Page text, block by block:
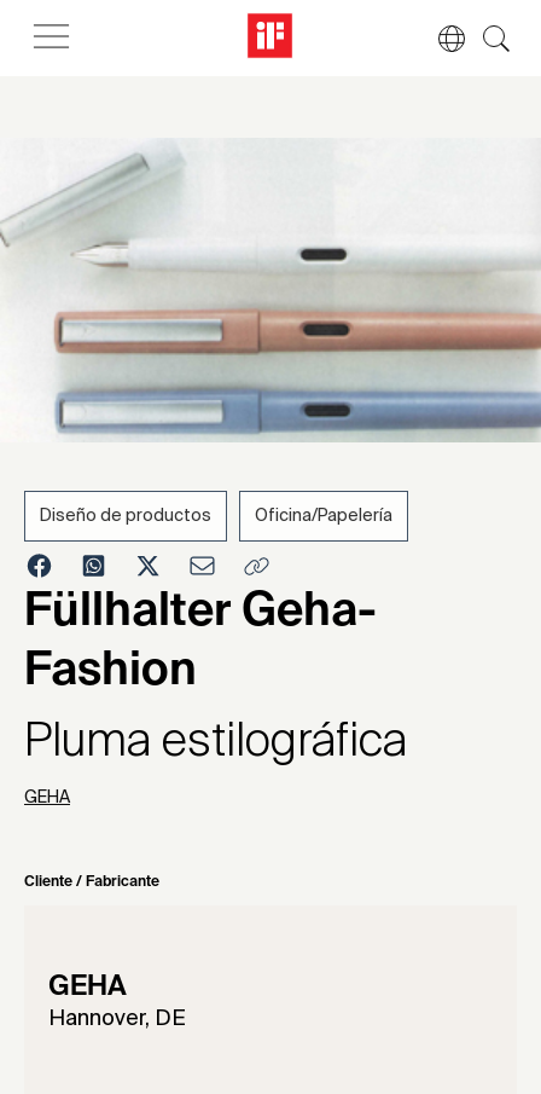
1987
Diseño de productos Oficina/Papelería
Füllhalter Geha-
Fashion
Pluma estilográfica
GEHA
Cliente / Fabricante
GEHA
Hannover, DE